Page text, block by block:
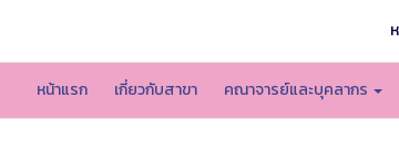
หน้าแรก เกี่ยวกับสาขา คณาจารย์และบุคลากร